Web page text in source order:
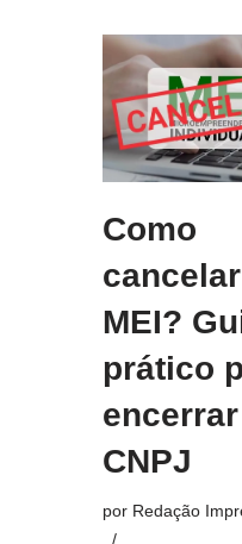
Como
MEI?
prático
CNPJ
por Redação